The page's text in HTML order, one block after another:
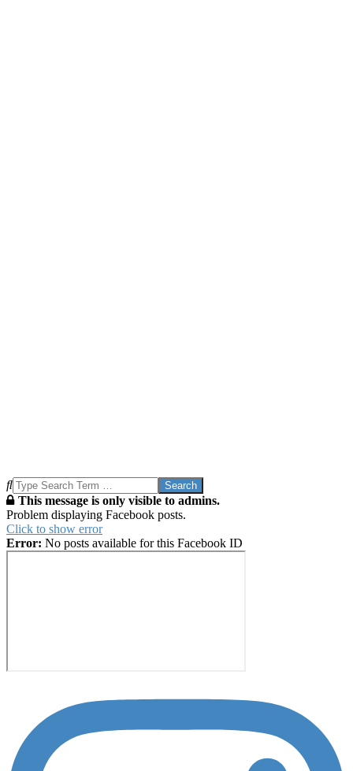
Search
This message is only visible to admins.
Problem displaying Facebook posts.
Click to show error
Error: No posts available for this Facebook ID